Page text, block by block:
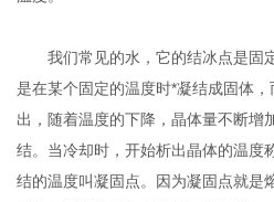
我们常见的水，它的结冰点是固
是在某个固定的温度时*凝结成固体
出，随着温度的下降，晶体量不断增
结。当冷却时，开始析出晶体的温度
结的温度叫凝固点。因为凝固点就是